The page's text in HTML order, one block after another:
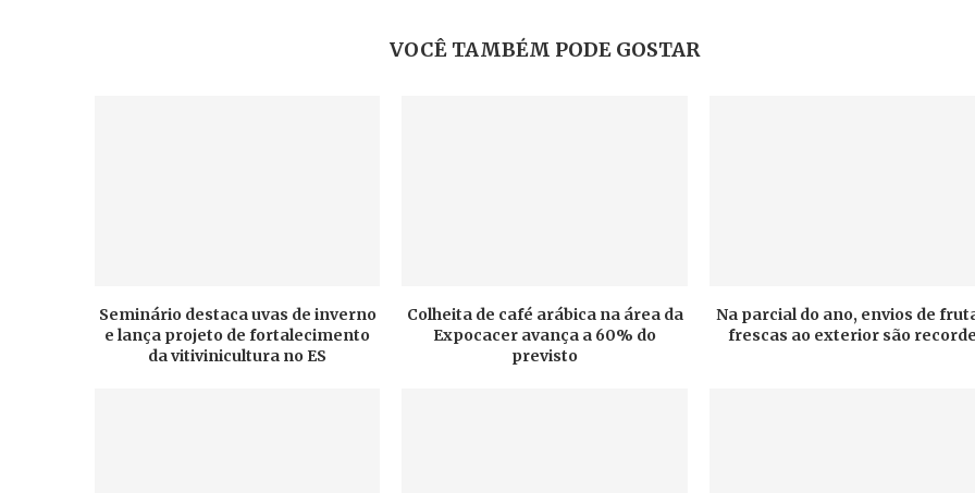
VOCÊ TAMBÉM PODE GOSTAR
Seminário destaca uvas de inverno
e lança projeto de fortalecimento
da vitivinicultura no ES
Colheita de café arábica na área da
Expocacer avança a 60% do
previsto
Na parcial do ano, envios de
frescas ao exterior são